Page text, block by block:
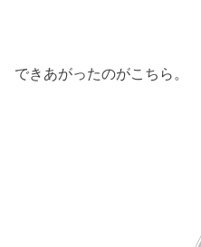
できあがったのがこちら。